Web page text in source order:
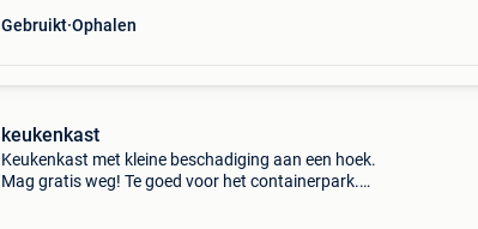
Gebruikt Ophalen
keukenkast
Keukenkast met kleine beschadiging aan een hoek.
Mag gratis weg! Te goed voor het containerpark.